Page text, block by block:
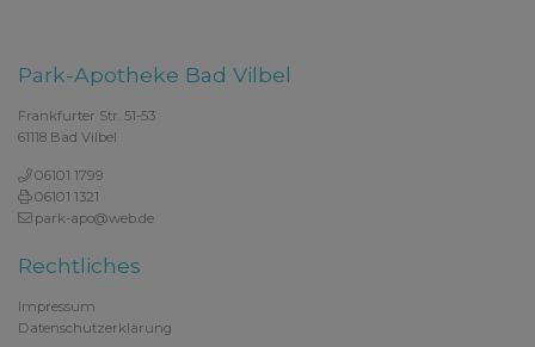
Park-Apotheke Bad Vilbel
Frankfurter Str. 51-53
61118 Bad Vilbel
06101 1799
06101 1321
park-apo@web.de
Rechtliches
Impressum
Datenschutzerklärung